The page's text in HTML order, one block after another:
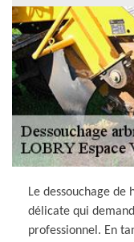
Le dessouchage
délicate qui
professionnel. En